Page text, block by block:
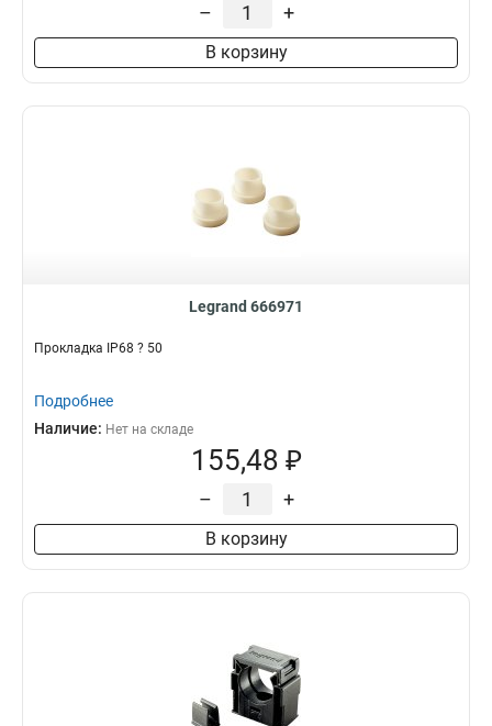
– +
В корзину
Legrand 666971
Прокладка IP68 ? 50
Подробнее
Наличие: Нет на складе
155,48 ₽
– +
В корзину